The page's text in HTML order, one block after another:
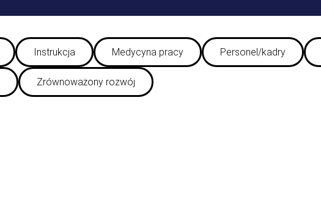
Instrukcja Medycyna pracy Personel/kadry
Zrównoważony rozwój